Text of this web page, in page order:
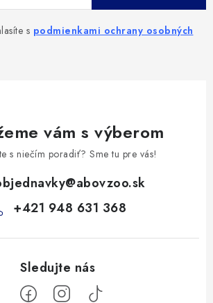
s podmienkami ochrany osobných
vám s výberom
s niečím poradiť? Sme tu pre vás!
@abovzoo.sk
+421 948 631 368